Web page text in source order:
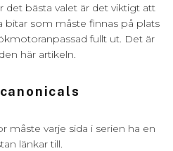
bästa valet är det viktigt att
bitar som måste finnas på plats
fullt ut. Det är
här artikeln.
måste varje sida i serien ha en
länkar till.